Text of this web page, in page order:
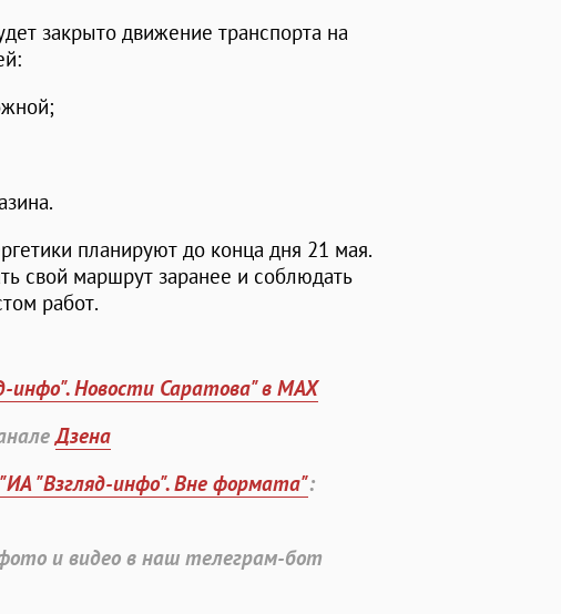
закрыто движение транспорта на
планируют до конца дня 21 мая.
свой маршрут заранее и соблюдать
работ.
инфо". Новости Саратова" в MAX
Дзена
"ИА "Взгляд-инфо". Вне формата":
и видео в наш телеграм-бот